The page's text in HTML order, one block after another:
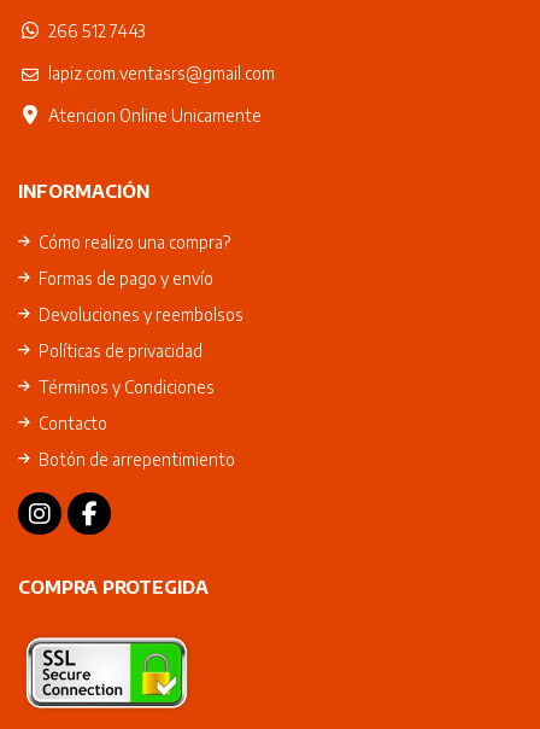
266 512 7443
lapiz.com.ventasrs@gmail.com
Atencion Online Unicamente
INFORMACIÓN
Cómo realizo una compra?
Formas de pago y envío
Devoluciones y reembolsos
Políticas de privacidad
Términos y Condiciones
Contacto
Botón de arrepentimiento
COMPRA PROTEGIDA